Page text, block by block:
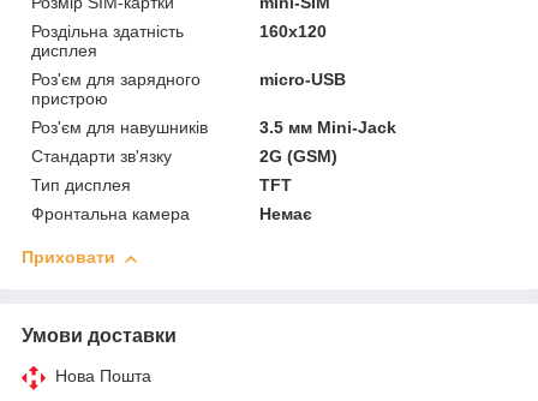
Роздільна здатність
дисплея
160х120
Роз'єм для зарядного
пристрою
micro-USB
Роз'єм для навушників
3.5 мм Mini-Jack
Стандарти зв'язку
2G (GSM)
Тип дисплея
TFT
Фронтальна камера
Немає
Приховати
Умови доставки
Нова Пошта